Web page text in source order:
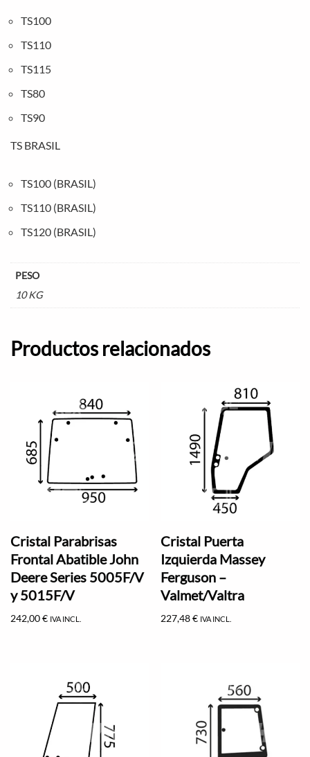
TS100
TS110
TS115
TS80
TS90
TS BRASIL
TS100 (BRASIL)
TS110 (BRASIL)
TS120 (BRASIL)
PESO
10 KG
Productos relacionados
Cristal Parabrisas
Frontal Abatible John
Deere Series 5005F/V
y 5015F/V
242,00€ IVA INCL.
Cristal Puerta
Izquierda Massey
Ferguson –
Valmet/Valtra
227,48€ IVA INCL.